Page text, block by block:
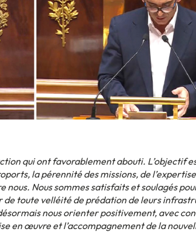
qui ont favorablement abouti. L’objectif
la pérennité des missions, de
Nous sommes satisfaits et soulagés
de toute velléité de prédation de leurs
nous orienter positivement, avec
en œuvre et l’accompagnement de la